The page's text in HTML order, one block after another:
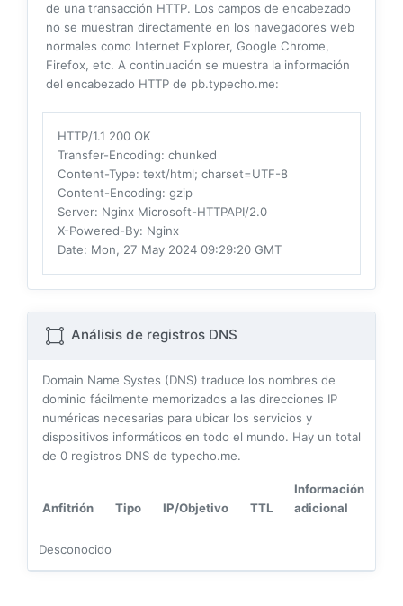
de una transacción HTTP. Los campos de encabezado
no se muestran directamente en los navegadores web
normales como Internet Explorer, Google Chrome,
Firefox, etc. A continuación se muestra la información
del encabezado HTTP de pb.typecho.me:
HTTP/1.1 200 OK
Transfer-Encoding: chunked
Content-Type: text/html; charset=UTF-8
Content-Encoding: gzip
Server: Nginx Microsoft-HTTPAPI/2.0
X-Powered-By: Nginx
Date: Mon, 27 May 2024 09:29:20 GMT
Análisis de registros DNS
Domain Name Systes (DNS) traduce los nombres de
dominio fácilmente memorizados a las direcciones IP
numéricas necesarias para ubicar los servicios y
dispositivos informáticos en todo el mundo. Hay un total
de 0 registros DNS de typecho.me.
Anfitrión Tipo IP/Objetivo TTL
Información
adicional
Desconocido